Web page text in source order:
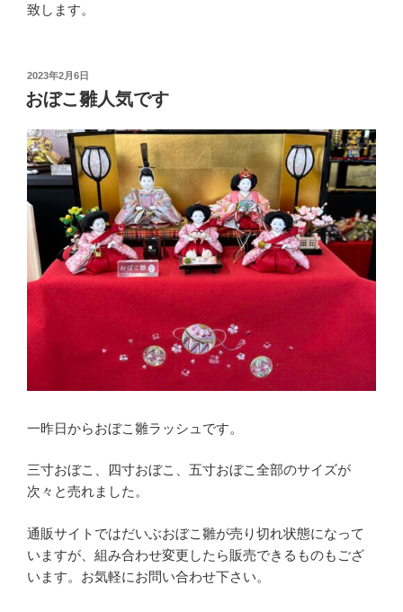
致します。
投
稿
日:
2023年2月6日
おぼこ雛人気です
一昨日からおぼこ雛ラッシュです。
三寸おぼこ、四寸おぼこ、五寸おぼこ全部のサイズが
次々と売れました。
通販サイトではだいぶおぼこ雛が売り切れ状態になって
いますが、組み合わせ変更したら販売できるものもござ
います。お気軽にお問い合わせ下さい。